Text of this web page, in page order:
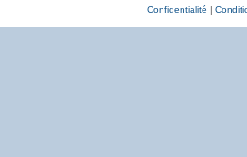
Confidentialité |